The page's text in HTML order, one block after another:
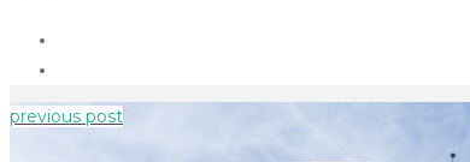
previous post